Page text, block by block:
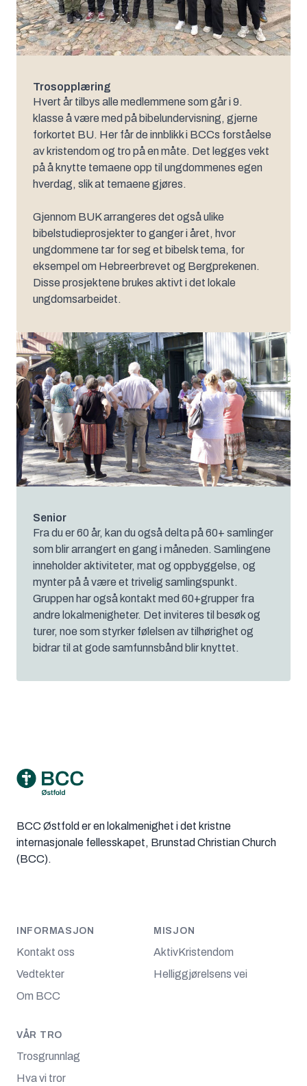
Trosopplæring
Hvert år tilbys alle medlemmene som går i 9.
klasse å være med på bibelundervisning, gjerne
forkortet BU. Her får de innblikk i BCCs forståelse
av kristendom og tro på en måte. Det legges vekt
på å knytte temaene opp til ungdommenes egen
hverdag, slik at temaene gjøres.
Gjennom BUK arrangeres det også ulike
bibelstudieprosjekter to ganger i året, hvor
ungdommene tar for seg et bibelsk tema, for
eksempel om Hebreerbrevet og Bergprekenen.
Disse prosjektene brukes aktivt i det lokale
ungdomsarbeidet.
Senior
Fra du er 60 år, kan du også delta på 60+ samlinger
som blir arrangert en gang i måneden. Samlingene
inneholder aktiviteter, mat og oppbyggelse, og
mynter på å være et trivelig samlingspunkt.
Gruppen har også kontakt med 60+grupper fra
andre lokalmenigheter. Det inviteres til besøk og
turer, noe som styrker følelsen av tilhørighet og
bidrar til at gode samfunnsbånd blir knyttet.
BCC Østfold er en lokalmenighet i det kristne
internasjonale fellesskapet, Brunstad Christian Church
(BCC).
INFORMASJON
Kontakt oss
Vedtekter
Om BCC
MISJON
AktivKristendom
Helliggjørelsens vei
VÅR TRO
Trosgrunnlag
Hva vi tror